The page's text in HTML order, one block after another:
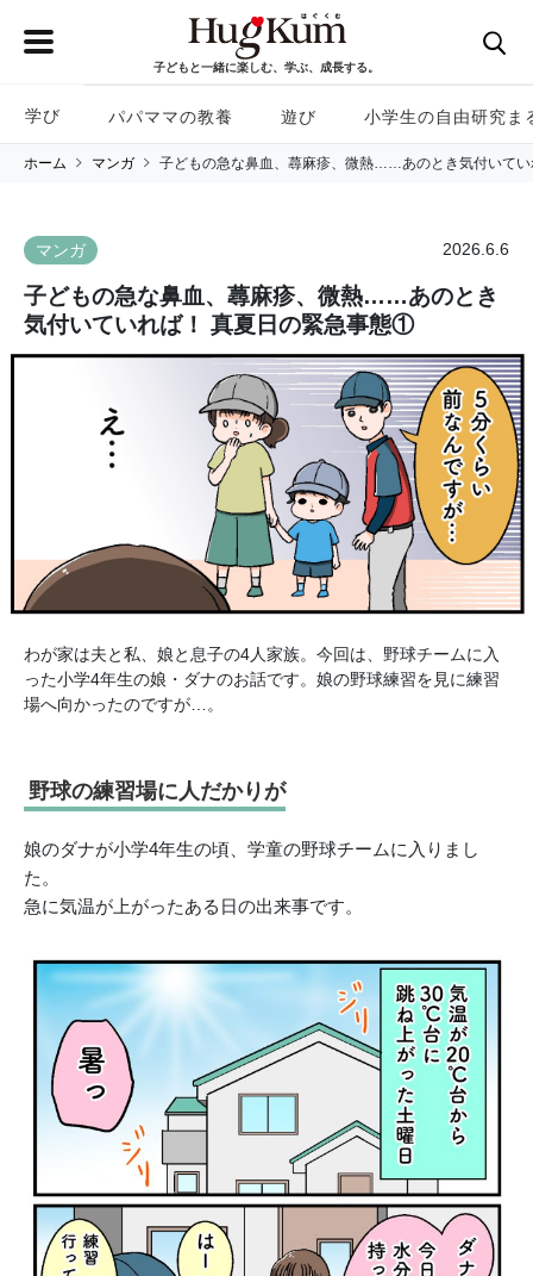
子どもと一緒に楽しむ、学ぶ、成長する。
学び パパママの教養 遊び 小学生の自由研究ま
ホーム マンガ 子どもの急な鼻血、蕁麻疹、微熱……あのとき気付いて
マンガ 2026.6.6
子どもの急な鼻血、蕁麻疹、微熱……あのとき
気付いていれば！ 真夏日の緊急事態①
わが家は夫と私、娘と息子の4人家族。今回は、野球チームに入
った小学4年生の娘・ダナのお話です。娘の野球練習を見に練習
場へ向かったのですが…。
野球の練習場に人だかりが
娘のダナが小学4年生の頃、学童の野球チームに入りまし
た。
急に気温が上がったある日の出来事です。